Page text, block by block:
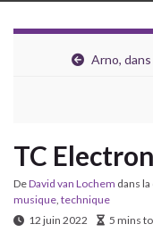
Arno,
TC
DeDavid van Lochem dans
musique technique
12 juin 2022
5 mins